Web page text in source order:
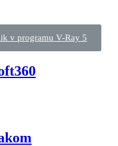
v programu V-Ray 5